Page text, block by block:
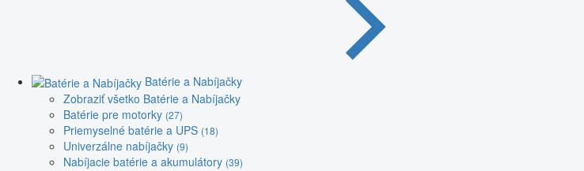
Batérie a Nabíjačky
Zobraziť všetko Batérie a Nabíjačky
Batérie pre motorky (27)
Priemyselné batérie a UPS (18)
Univerzálne nabíjačky (9)
Nabíjacie batérie a akumulátory (39)